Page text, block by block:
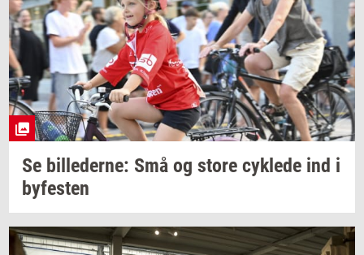
Se bil­le­der­ne: Små og store cyk­le­de ind i
by­fe­sten